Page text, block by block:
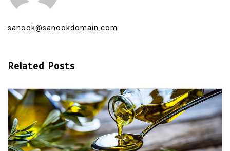
sanook@sanookdomain.com
Related Posts